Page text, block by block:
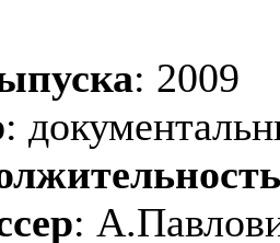
: 2009
:
: